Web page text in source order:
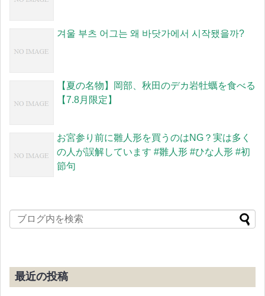
겨울 부츠 어그는 왜 바닷가에서 시작됐을까?
【夏の名物】岡部、秋田のデカ岩牡蠣を食べる
【7.8月限定】
お宮参り前に雛人形を買うのはNG？実は多く
の人が誤解しています #雛人形 #ひな人形 #初
節句
最近の投稿